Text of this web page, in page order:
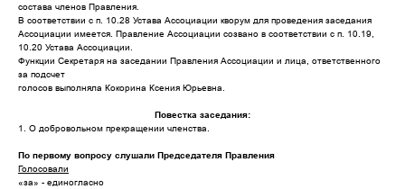
состава членов Правления.
В соответствии с п. 10.28 Устава Ассоциации кворум для проведения заседания
Ассоциации имеется. Правление Ассоциации созвано в соответствии с п. 10.19,
10.20 Устава Ассоциации.
Функции Секретаря на заседании Правления Ассоциации и лица, ответственного
за подсчет
голосов выполняла Кокорина Ксения Юрьевна.
Повестка заседания:
1. О добровольном прекращении членства.
По первому вопросу слушали Председателя Правления
Голосовали
«за» - единогласно